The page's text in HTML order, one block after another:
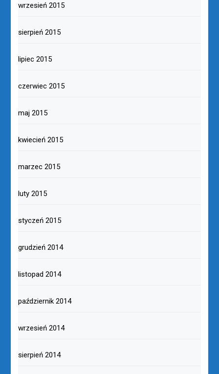
wrzesień 2015
sierpień 2015
lipiec 2015
czerwiec 2015
maj 2015
kwiecień 2015
marzec 2015
luty 2015
styczeń 2015
grudzień 2014
listopad 2014
październik 2014
wrzesień 2014
sierpień 2014